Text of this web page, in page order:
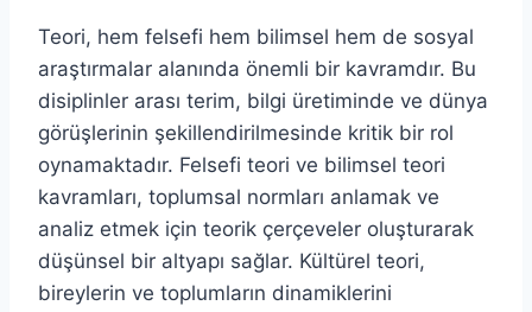
Teori, hem felsefi hem bilimsel hem de sosyal
araştırmalar alanında önemli bir kavramdır. Bu
disiplinler arası terim, bilgi üretiminde ve dünya
görüşlerinin şekillendirilmesinde kritik bir rol
oynamaktadır. Felsefi teori ve bilimsel teori
kavramları, toplumsal normları anlamak ve
analiz etmek için teorik çerçeveler oluşturarak
düşünsel bir altyapı sağlar. Kültürel teori,
bireylerin ve toplumların dinamiklerini